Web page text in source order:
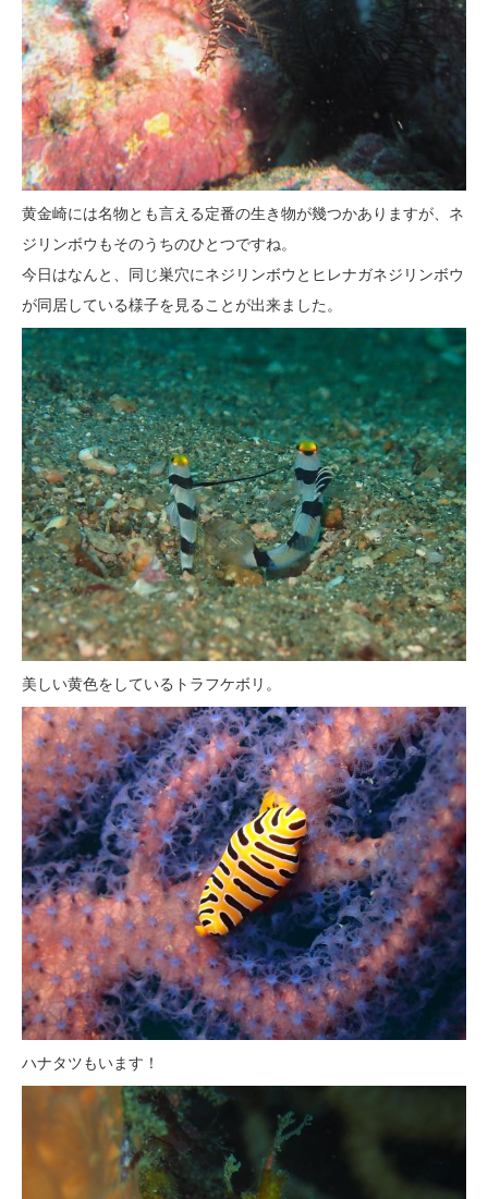
黄金崎には名物とも言える定番の生き物が幾つかありますが、ネ
ジリンボウもそのうちのひとつですね。
今日はなんと、同じ巣穴にネジリンボウとヒレナガネジリンボウ
が同居している様子を見ることが出来ました。
美しい黄色をしているトラフケボリ。
ハナタツもいます！